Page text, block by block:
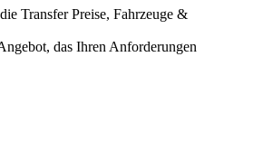
Transfer Preise, Fahrzeuge &
das Ihren Anforderungen